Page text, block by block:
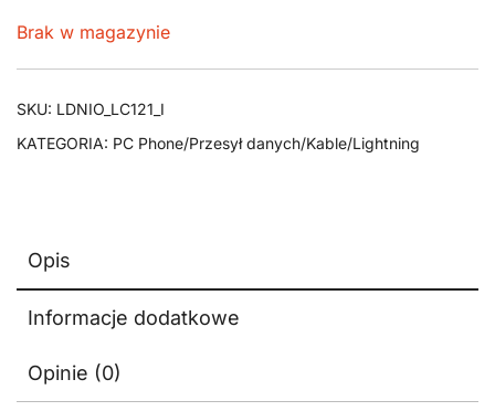
Brak w magazynie
SKU: LDNIO_LC121_I
KATEGORIA: PC Phone/Przesył danych/Kable/Lightning
Opis
Informacje dodatkowe
Opinie (0)